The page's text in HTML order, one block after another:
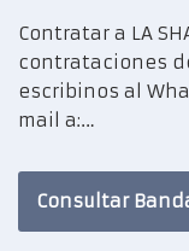
Contratar a LA
contrataciones
escribinos al
mail a:…
Consultar